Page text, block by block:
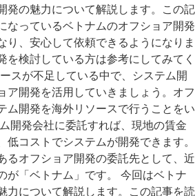
発の魅力について解説します。この記
なっているベトナムのオフショア開発
り、安心して依頼できるようになりま
を検討している方は参考にしてみてく
スが不足している中で、システム開
ア開発を活用していきましょう。オフ
ム開発を海外リソースで行うことをい
開発会社に委託すれば、現地の賃金
コストでシステムが開発できます。
るオフショア開発の委託先として、近
が「ベトナム」です。 今回はベトナ
力について解説します。この記事を読